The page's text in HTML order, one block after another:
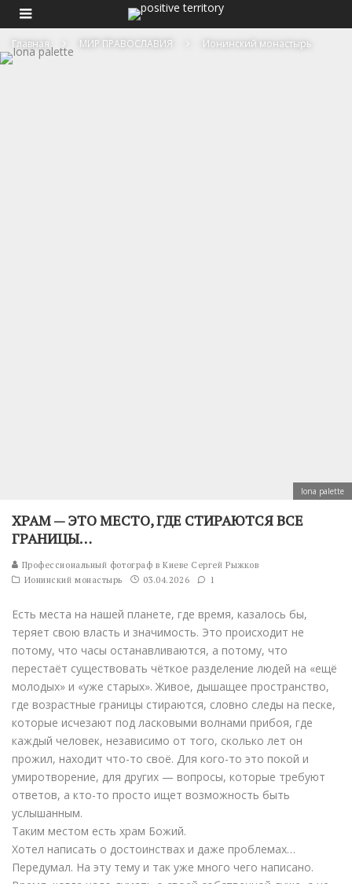
Главная МИР ПРАВОСЛАВИЯ Ионинский монастырь
Iona palette
ХРАМ — ЭТО МЕСТО, ГДЕ СТИРАЮТСЯ ВСЕ
ГРАНИЦЫ…
Профессиональный фотограф в Киеве Сергей Рыжков
Ионинский монастырь
03.04.2026 1
Есть места на нашей планете, где время, казалось бы,
теряет свою власть и значимость. Это происходит не
потому, что часы останавливаются, а потому, что
перестаёт существовать чёткое разделение людей на «ещё
молодых» и «уже старых». Живое, дышащее пространство,
где возрастные границы стираются, словно следы на песке,
которые исчезают под ласковыми волнами прибоя, где
каждый человек, независимо от того, сколько лет он
прожил, находит что-то своё. Для кого-то это покой и
умиротворение, для других — вопросы, которые требуют
ответов, а кто-то просто ищет возможность быть
услышанным.
Таким местом есть храм Божий.
Хотел написать о достоинствах и даже проблемах…
Передумал. На эту тему и так уже много чего написано.